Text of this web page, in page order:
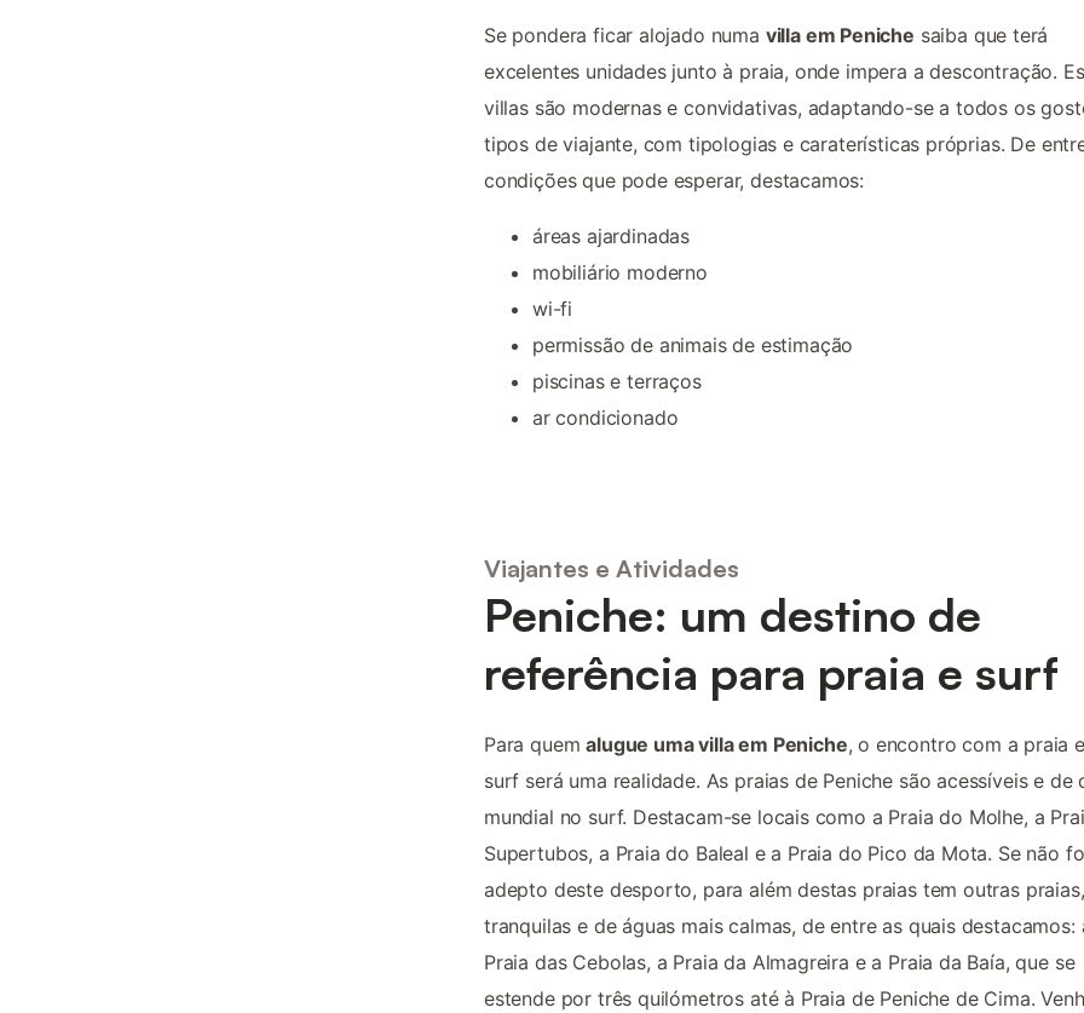
Se pondera ficar alojado numa villa em Peniche saiba que terá
excelentes unidades junto à praia, onde impera a descontração.
villas são modernas e convidativas, adaptando-se a todos os
tipos de viajante, com tipologias e caraterísticas próprias. De
condições que pode esperar, destacamos:
áreas ajardinadas
mobiliário moderno
wi-fi
permissão de animais de estimação
piscinas e terraços
ar condicionado
Viajantes e Atividades
Peniche: um destino de
referência para praia e surf
Para quemalugue uma villa em Peniche, o encontro com a praia
surf será uma realidade. As praias de Peniche são acessíveis e de
mundial no surf. Destacam-se locais como a Praia do Molhe, a
Supertubos, a Praia do Baleal e a Praia do Pico da Mota. Se não
adepto deste desporto, para além destas praias tem outras
tranquilas e de águas mais calmas, de entre as quais destacamos:
Praia das Cebolas, a Praia da Almagreira e a Praia da Baía, que se
estende por três quilómetros até à Praia de Peniche de Cima.